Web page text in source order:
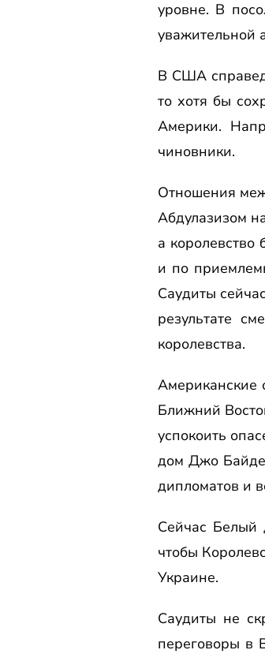
уровне. В
уважительной
В США
то хотя бы
Америки.
чиновники.
Отношения
Абдулазизом
а
и по
Саудиты
результате
королевства.
Американские
Ближний
успокоить
дом Джо
дипломатов и
Сейчас Белый
чтобы
Украине.
Саудиты не
переговоры в